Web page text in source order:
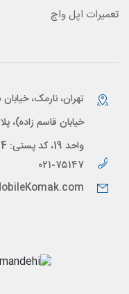
تعمیرات اپل واچ
تهران، نارمک،
واحد 19، کد پستی: 1646668634
۰۲۱-۷۵۱۴۷